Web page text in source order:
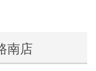
南店